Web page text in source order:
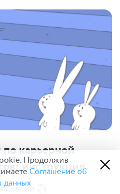
карьерной
инструкция
Продолжив
Соглашение об
данных